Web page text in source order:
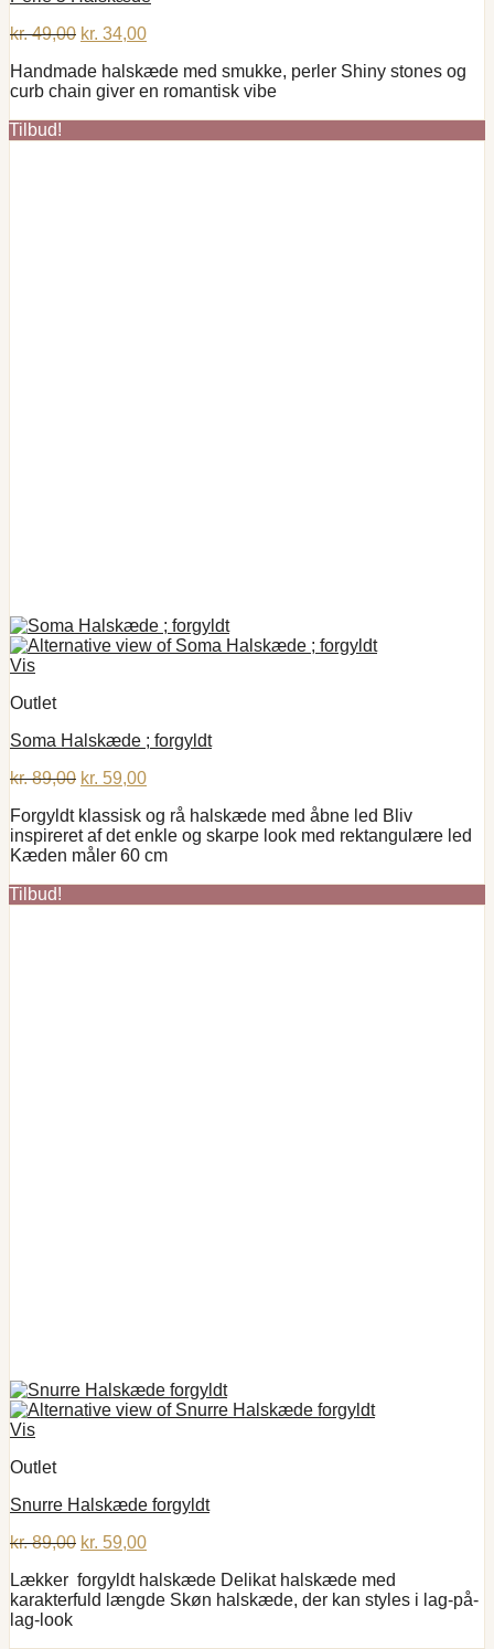
kr.49,00 Den
pris
var:
kr. 34,00Den
pris
er:
Handmade halskæde med smukke, perler Shiny stones og
curb chain giver en romantisk vibe
Tilbud!
Vis
Outlet
Soma Halskæde ; forgyldt
kr.89,00 Den
pris
var:
kr. 89,00.
kr. 59,00Den
pris
er:
kr. 59,00.
Forgyldt klassisk og rå halskæde med åbne led Bliv
inspireret af det enkle og skarpe look med rektangulære led
Kæden måler 60 cm
Tilbud!
Vis
Outlet
Snurre Halskæde forgyldt
kr.89,00 Den
pris
var:
kr. 59,00Den
pris
er:
Lækker forgyldt halskæde Delikat halskæde med
karakterfuld længde Skøn halskæde, der kan styles i lag-på-
lag-look